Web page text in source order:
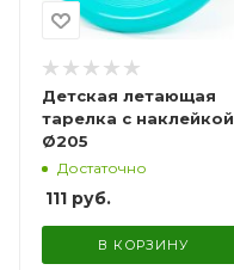
Детская летающая
тарелка с наклейкой
Ø205
Достаточно
111 руб.
В КОРЗИНУ